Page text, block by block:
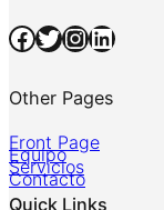
Facebook Twitter InstagramLinkedIn
Other Pages
Front Page
Equipo
Servicios
Contacto
Quick Links